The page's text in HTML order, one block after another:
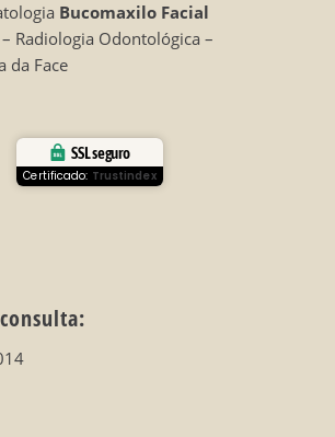
Bucomaxilo Facial
Radiologia Odontológica –
da Face
SSL seguro
Certificado: Trustindex